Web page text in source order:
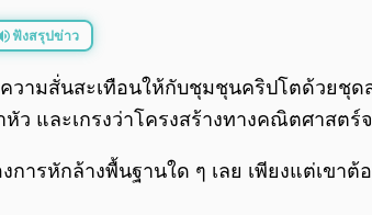
ฟังสรุปข่าว
วามสั่นสะเทือนให้กับชุมชุนคริปโตด้วยชุด
ว และเกรงว่าโครงสร้างทางคณิตศาสตร์
การหักล้างพื้นฐานใด ๆ เลย เพียงแต่เขา